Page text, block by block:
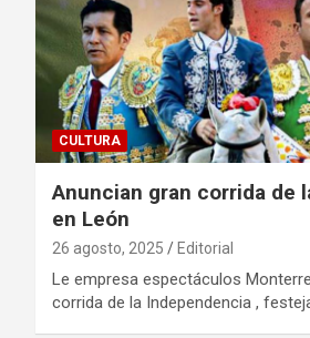
CULTURA
Anuncian gran corrida de
en León
26 agosto, 2025 Editorial
Le empresa espectáculos
corrida de la Independencia ,